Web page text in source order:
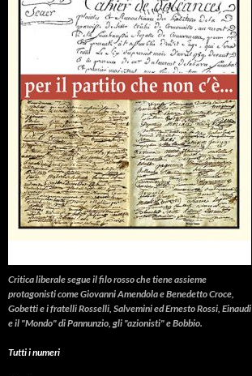
Critica liberalesegue il filo rosso che tiene assieme
protagonisti come Giovanni Amendola e Benedetto Croce,
Gobetti e i fratelli Rosselli, Salvemini ed Ernesto Rossi, Einaudi
e il "Mondo" di Pannunzio, gli "azionisti" e Bobbio.
Tutti i numeri